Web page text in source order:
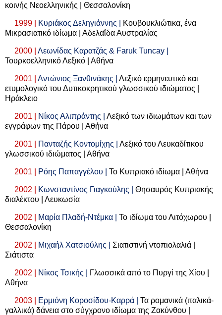
κοινής Νεοελληνικής | Θεσσαλονίκη
1999 | Κυριάκος Δεληγιάννης |
Κουβουκλιώτικα, ένα
Μικρασιατικό ιδίωμα | Αδελαΐδα Αυστραλίας
2000 | Λεωνίδας Καρατζάς & Faruk Tuncay|
Τουρκοελληνικό Λεξικό | Αθήνα
2001 | Αντώνιος Ξανθινάκης | Λεξικό ερμηνευτικό και
ετυμολογικό του Δυτικοκρητικού γλωσσικού ιδιώματος |
Ηράκλειο
2001 | Νίκος Αλιπράντης | Λεξικό των ιδιωμάτων και των
εγγράφων της Πάρου | Αθήνα
2001 | Πανταζής Κοντομίχης | Λεξικό του Λευκαδίτικου
γλωσσικού ιδιώματος | Αθήνα
2001 | Ρόης Παπαγγέλου | Το Κυπριακό ιδίωμα | Αθήνα
2002 | Κωνσταντίνος Γιαγκούλης | Θησαυρός Κυπριακής
διαλέκτου | Λευκωσία
2002 | Μαρία Πλαδή-Ντέμκα | Το ιδίωμα του Λιτόχωρου |
Θεσσαλονίκη
2002 | Μιχαήλ Χατσιούλης | Σιατιστινή ντοπιολαλιά |
Σιάτιστα
2002 | Νίκος Τσικής |
Γλωσσικά από το Πυργί της Χίου |
Αθήνα
2003 | Ερμιόνη Κοροσίδου-Καρρά | Τα ρομανικά (ιταλικά-
γαλλικά) δάνεια στο σύγχρονο ιδίωμα της Ζακύνθου |